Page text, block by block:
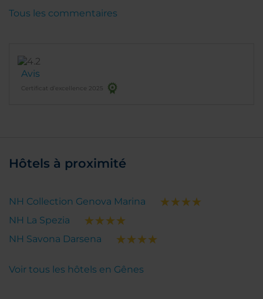
Avis
Certificat d’excellence 2025
Tous les commentaires
Hôtels à proximité
NH Collection Genova Marina
NH La Spezia
NH Savona Darsena
Voir tous les hôtels en Gênes